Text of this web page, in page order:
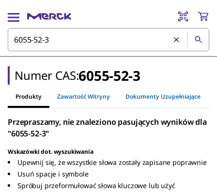
Numer CAS:6055-52-3
Produkty Zawartość Witryny Dokumenty Uzupełniające
Przepraszamy, nie znaleziono pasujących wyników dla
"6055-52-3"
Wskazówki dot. wyszukiwania
Upewnij się, że wszystkie słowa zostały zapisane poprawnie
Usuń spacje i symbole
Spróbuj przeformułować słowa kluczowe lub użyć